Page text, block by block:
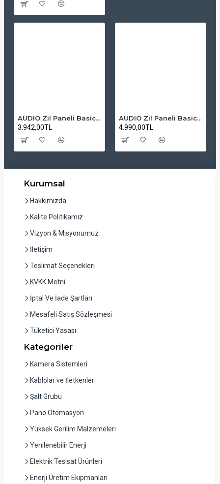
AUDIO Zil Paneli Basic Hpli Çift Buton 14'lü Sesli Apartman Diafon Kapı Paneli
3.942,00TL
AUDIO Zil Paneli Basic Hpli Çift Buton 20'li Sesli Apartman Diafon Kapı Paneli
4.990,00TL
Kurumsal
Hakkımızda
Kalite Politikamız
Vizyon & Misyonumuz
İletişim
Teslimat Seçenekleri
KVKK Metni
İptal Ve İade Şartları
Mesafeli Satış Sözleşmesi
Tüketici Yasası
Kategoriler
Kamera Sistemleri
Kablolar ve İletkenler
Şalt Grubu
Pano Otomasyon
Yüksek Gerilim Malzemeleri
Yenilenebilir Enerji
Elektrik Tesisat Ürünleri
Enerji Üretim Ekipmanları